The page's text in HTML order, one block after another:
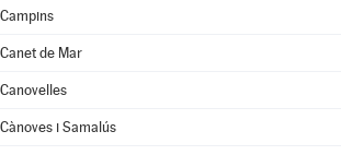
Campins
Canet de Mar
Canovelles
Cànoves i Samalús